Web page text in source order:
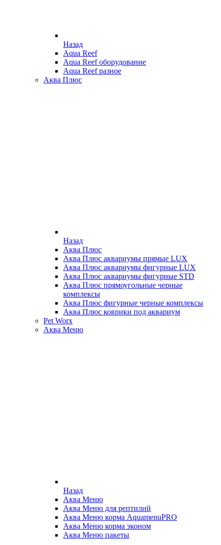
Назад
Aqua Reef
Aqua Reef оборудование
Aqua Reef разное
Аква Плюс
Назад
Аква Плюс
Аква Плюс аквариумы прямые LUX
Аква Плюс аквариумы фигурные LUX
Аква Плюс аквариумы фигурные STD
Аква Плюс прямоугольные черные
комплексы
Аква Плюс фигурные черные комплексы
Аква Плюс коврики под аквариум
Pet Worx
Аква Меню
Назад
Аква Меню
Аква Меню для рептилий
Аква Меню корма AquamenuPRO
Аква Меню корма эконом
Аква Меню пакеты